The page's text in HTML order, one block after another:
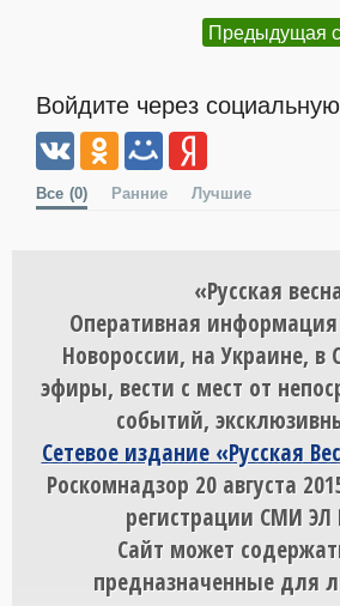
Предыдущая
Войдите через
Все (0) Ранние Лучшие
«Русская
Оперативная
Новороссии, на Украине,
эфиры, вести с мест от
событий,
Сетевое издание «Русская
Роскомнадзор 20 августа
регистрации СМИ
Сайт может
предназначенные для